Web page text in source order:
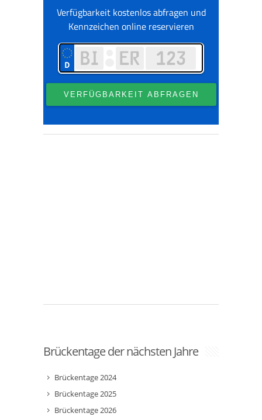
Brückentage der nächsten Jahre
Brückentage 2024
Brückentage 2025
Brückentage 2026